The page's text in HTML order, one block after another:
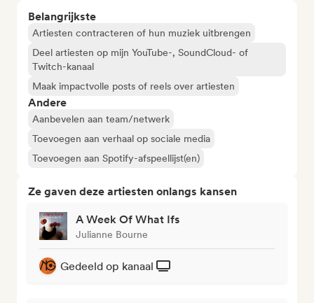
Belangrijkste
Artiesten contracteren of hun muziek uitbrengen
Deel artiesten op mijn YouTube-, SoundCloud- of
Twitch-kanaal
Maak impactvolle posts of reels over artiesten
Andere
Aanbevelen aan team/netwerk
Toevoegen aan verhaal op sociale media
Toevoegen aan Spotify-afspeellijst(en)
Ze gaven deze artiesten onlangs kansen
A Week Of What Ifs
Julianne Bourne
Gedeeld op kanaal